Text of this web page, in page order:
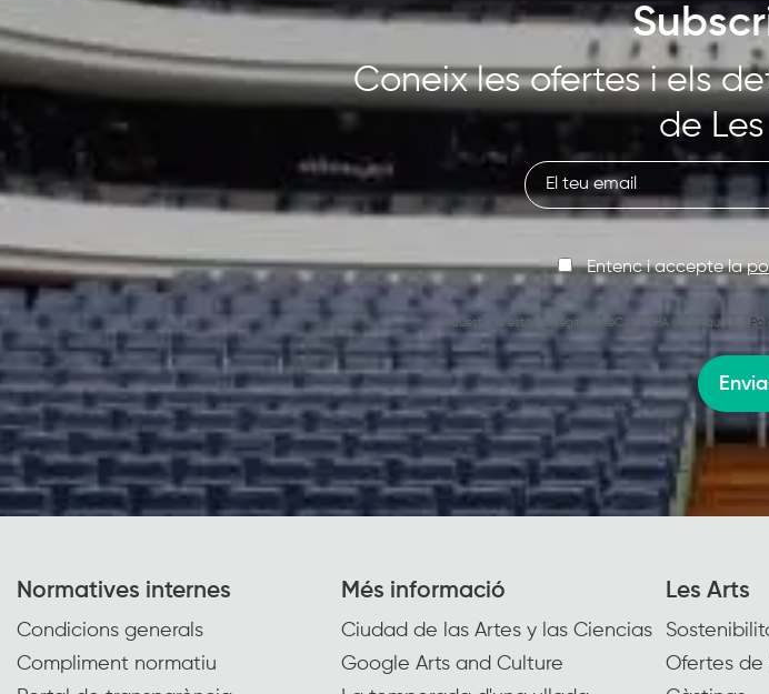
Coneix les ofertes i els
de
Entenc i accepte la
Aquest lloc està protegit per reCAPTCHA i s’apliquen la
Normatives internes
Condicions generals
Compliment normatiu
Més informació
Ciudad de las Artes y las Ciencias
Google Arts and Culture
Les Arts
Ofertes de